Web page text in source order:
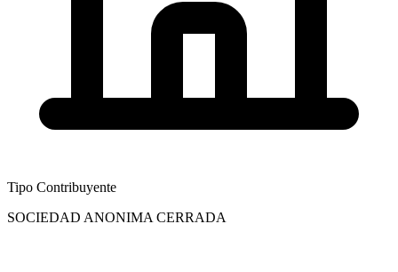
Tipo Contribuyente
SOCIEDAD ANONIMA CERRADA